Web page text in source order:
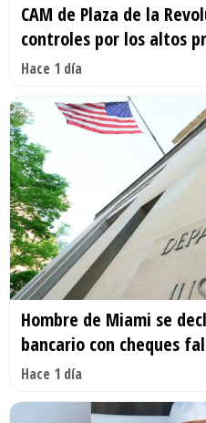
CAM de Plaza de la
controles por los altos
Hace 1 día
Hombre de Miami se
bancario con cheques
Hace 1 día